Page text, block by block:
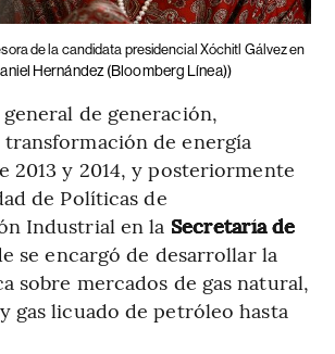
de la candidata presidencial Xóchitl Gálvez en
Hernández (Bloomberg Línea))
de generación,
de energía
2013 y 2014, y posteriormente
de Políticas de
Industrial en la Secretaría de
se encargó de desarrollar la
sobre mercados de gas natural,
gas licuado de petróleo hasta